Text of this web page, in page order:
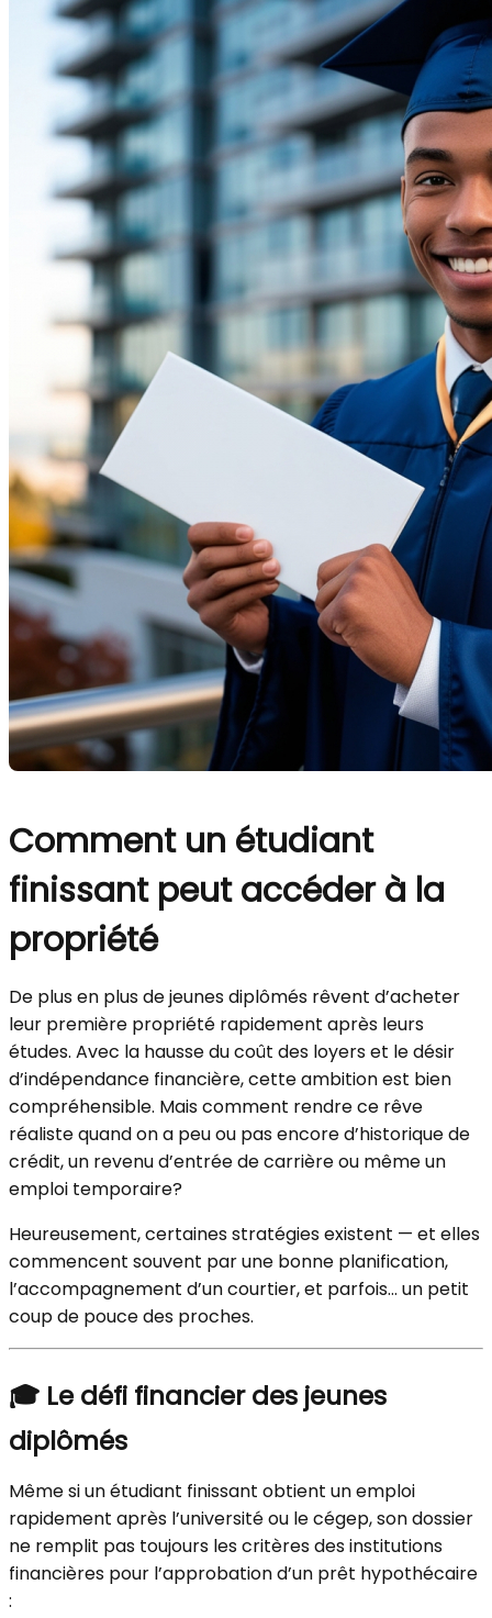
Comment un étudiant
finissant peut accéder à la
propriété
De plus en plus de jeunes diplômés rêvent d’acheter
leur première propriété rapidement après leurs
études. Avec la hausse du coût des loyers et le désir
d’indépendance financière, cette ambition est bien
compréhensible. Mais comment rendre ce rêve
réaliste quand on a peu ou pas encore d’historique de
crédit, un revenu d’entrée de carrière ou même un
emploi temporaire?
Heureusement, certaines stratégies existent — et elles
commencent souvent par une bonne planification,
l’accompagnement d’un courtier, et parfois… un petit
coup de pouce des proches.
🎓 Le défi financier des jeunes
diplômés
Même si un étudiant finissant obtient un emploi
rapidement après l’université ou le cégep, son dossier
ne remplit pas toujours les critères des institutions
financières pour l’approbation d’un prêt hypothécaire
: